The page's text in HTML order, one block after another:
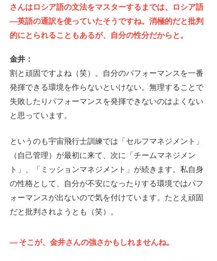
さんはロシア語の文法をマスターするまでは、ロシア語
―英語の通訳を使っていたそうですね。消極的だと批判
的にとられることもあるが、自分の性分だからと。
金井：
割と頑固ですよね（笑）。自分のパフォーマンスを一番
発揮できる環境を作らないといけない。無理することで
失敗したりパフォーマンスを発揮できないのはよくない
と思っています。
というのも宇宙飛行士訓練では「セルフマネジメント」
（自己管理）が最初に来て、次に「チームマネジメン
ト」、「ミッションマネジメント」が続きます。私自身
の性格として、自分が不安になったりする環境ではパフ
ォーマンスが出ないので気を付けています。たとえ頑固
だと批判されようとも（笑）。
— そこが、金井さんの強さかもしれませんね。